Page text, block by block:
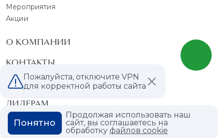
Мероприятия
Акции
О КОМПАНИИ
КОНТАКТЫ
МАГАЗИНЫ
ДИЛЕРАМ
ВАКАНСИИ
Пожалуйста, отключите VPN
для корректной работы сайта
Продолжая использовать наш
сайт, вы соглашаетесь на
обработкуфайлов cookie
Понятно